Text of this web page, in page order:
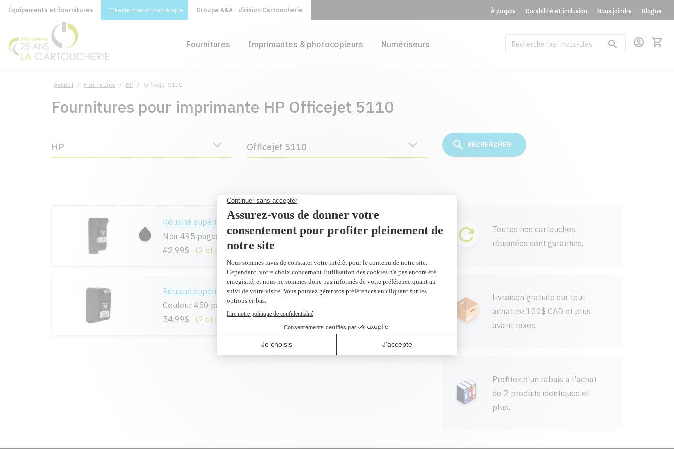
Équipements et fournitures Transformation numérique Groupe A&A - division Cartoucherie À propos Durabilité et inclusion Nous joindre Blogue
Fournitures Imprimantes & photocopieurs Numériseurs
Accueil / Fournitures / HP / Officejet 5110
Fournitures pour imprimante HP Officejet 5110
HP Officejet 5110
Réusiné supérieur en remplacement du LCAHP15
Noir 495 pages
42,99$
(2 et plus 37,90 $)
Réusiné supérieur en remplacement du LCAHP78
Couleur 450 pages
54,99$
(2 et plus 52,80 $)
Toutes nos cartouches
réusinées sont garanties.
Livraison gratuite sur tout
achat de 100$ CAD et plus
avant taxes.
Profitez d'un rabais à l'achat
de 2 produits identiques et
plus.